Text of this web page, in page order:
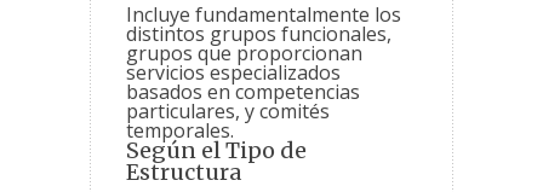
Incluye fundamentalmente los
distintos grupos funcionales,
grupos que proporcionan
servicios especializados
basados en competencias
particulares, y comités
temporales.
Según el Tipo de
Estructura